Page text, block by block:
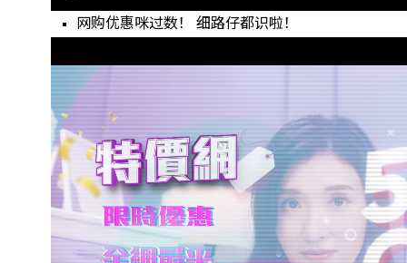
网购优惠咪过数！ 细路仔都识啦！